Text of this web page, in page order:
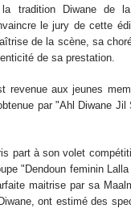
tradition Diwane de
le jury de cette
de la scène, sa
de sa prestation.
revenue aux jeunes
par "Ahl Diwane Jil
part à son volet
"Dendoun feminin Lalla
maitrise par sa
ont estimé des